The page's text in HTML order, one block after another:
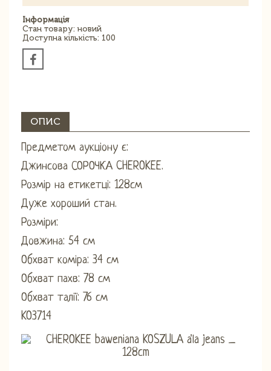
Інформація
Стан товару: новий
Доступна кількість: 100
ОПИС
Предметом аукціону є:
Джинсова СОРОЧКА CHEROKEE.
Розмір на етикетці: 128см
Дуже хороший стан.
Розміри:
Довжина: 54 см
Обхват коміра: 34 см
Обхват пахв: 78 см
Обхват талії: 76 см
KO3714